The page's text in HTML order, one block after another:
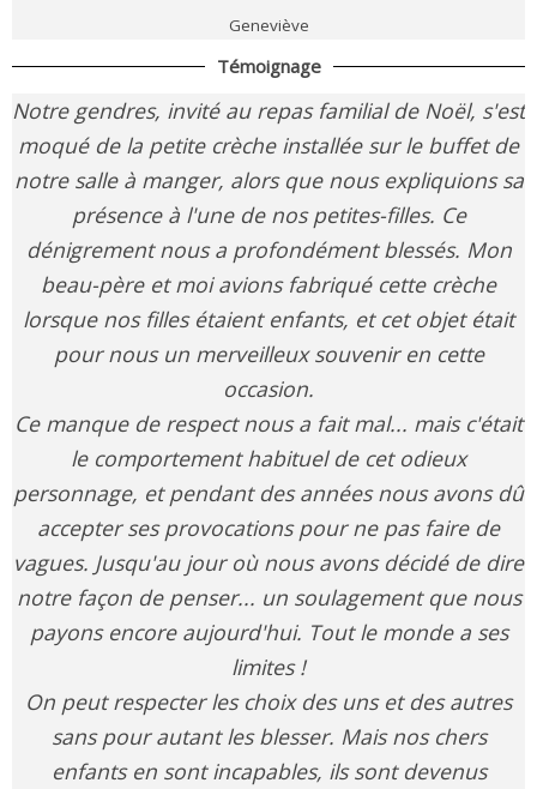
Geneviève
Témoignage
Notre gendres, invité au repas familial de Noël, s'est
moqué de la petite crèche installée sur le buffet de
notre salle à manger, alors que nous expliquions sa
présence à l'une de nos petites-filles. Ce
dénigrement nous a profondément blessés. Mon
beau-père et moi avions fabriqué cette crèche
lorsque nos filles étaient enfants, et cet objet était
pour nous un merveilleux souvenir en cette
occasion.
Ce manque de respect nous a fait mal... mais c'était
le comportement habituel de cet odieux
personnage, et pendant des années nous avons dû
accepter ses provocations pour ne pas faire de
vagues. Jusqu'au jour où nous avons décidé de dire
notre façon de penser... un soulagement que nous
payons encore aujourd'hui. Tout le monde a ses
limites !
On peut respecter les choix des uns et des autres
sans pour autant les blesser. Mais nos chers
enfants en sont incapables, ils sont devenus